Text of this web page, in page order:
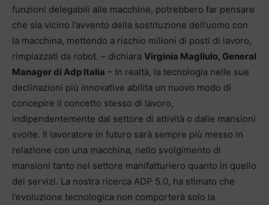
funzioni delegabili alle macchine, potrebbero far pensare
che sia vicino l’avvento della sostituzione dell’uomo con
la macchina, mettendo a rischio milioni di posti di lavoro,
rimpiazzati da robot. – dichiara Virginia Magliulo, General
Manager di Adp Italia – In realtà, la tecnologia nelle sue
declinazioni più innovative abilita un nuovo modo di
concepire il concetto stesso di lavoro,
indipendentemente dal settore di attività o dalle mansioni
svolte. Il lavoratore in futuro sarà sempre più messo in
relazione con una macchina, nello svolgimento di
mansioni tanto nel settore manifatturiero quanto in quello
dei servizi. La nostra ricerca ADP 5.0, ha stimato che
l’evoluzione tecnologica non comporterà solo la